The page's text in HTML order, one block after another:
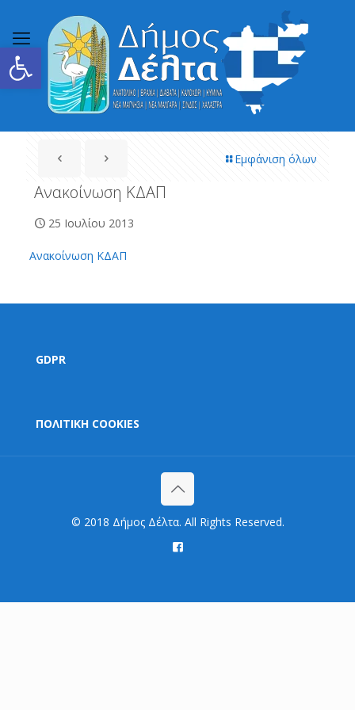
Ανοίξτε τη γραμμή εργαλείων
Εμφάνιση όλων
Ανακοίνωση ΚΔΑΠ
25 Ιουλίου 2013
Ανακοίνωση ΚΔΑΠ
GDPR
ΠΟΛΙΤΙΚΗ COOKIES
© 2018 Δήμος Δέλτα. All Rights Reserved.